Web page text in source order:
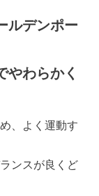
ルデンポー
やわらかく
、よく運動す
ンスが良くど